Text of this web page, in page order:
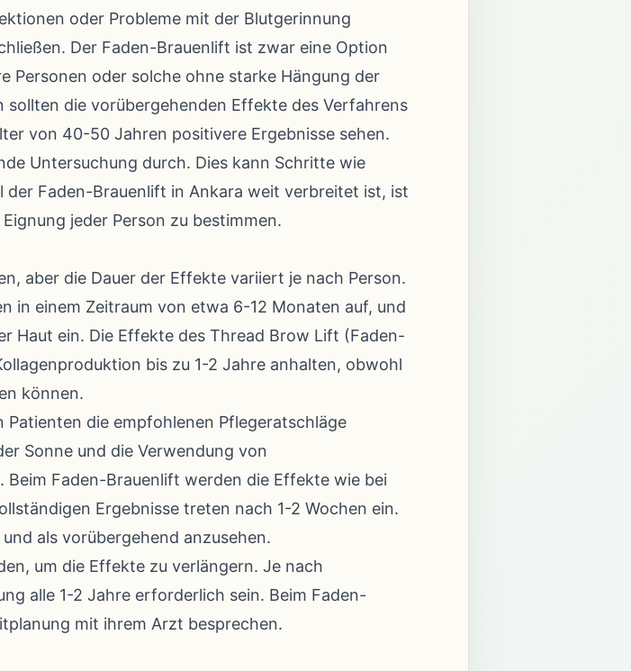
oder Probleme mit der Blutgerinnung
Der Faden-Brauenlift ist zwar eine Option
Personen oder solche ohne starke Hängung der
die vorübergehenden Effekte des Verfahrens
von 40-50 Jahren positivere Ergebnisse sehen.
Untersuchung durch. Dies kann Schritte wie
Faden-Brauenlift in Ankara weit verbreitet ist, ist
jeder Person zu bestimmen.
aber die Dauer der Effekte variiert je nach Person.
in einem Zeitraum von etwa 6-12 Monaten auf, und
Haut ein. Die Effekte des Thread Brow Lift (Faden-
bis zu 1-2 Jahre anhalten, obwohl
können.
die empfohlenen Pflegeratschläge
Sonne und die Verwendung von
Faden-Brauenlift werden die Effekte wie bei
Ergebnisse treten nach 1-2 Wochen ein.
als vorübergehend anzusehen.
um die Effekte zu verlängern. Je nach
alle 1-2 Jahre erforderlich sein. Beim Faden-
mit ihrem Arzt besprechen.